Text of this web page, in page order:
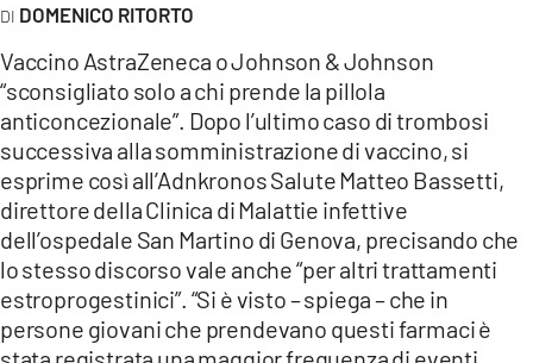
ILVIBONESE.IT
CATANZAROCHANNEL.IT
LACAPITALENEWS.IT
App
ANDROID
APPLE
DOMENICO RITORTO
Vaccino AstraZeneca o Johnson & Johnson
“sconsigliato solo a chi prende la pillola
anticoncezionale”. Dopo l’ultimo caso di trombosi
successiva alla somministrazione di vaccino, si
esprime così all’Adnkronos Salute Matteo Bassetti,
direttore della Clinica di Malattie infettive
dell’ospedale San Martino di Genova, precisando che
lo stesso discorso vale anche “per altri trattamenti
estroprogestinici”. “Si è visto – spiega – che in
persone giovani che prendevano questi farmaci è